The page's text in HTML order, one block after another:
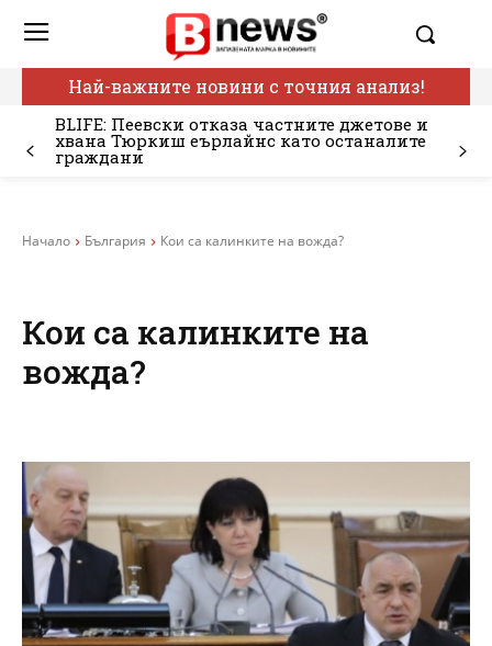
Най-важните новини с точния анализ!
BLIFE: Пеевски отказа частните джетове и
хвана Тюркиш еърлайнс като останалите
граждани
Начало България Кои са калинките на вожда?
Кои са калинките на
вожда?